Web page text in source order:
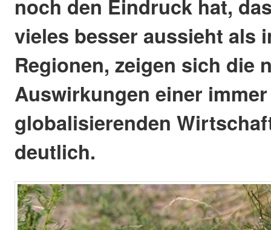
noch den Eindruck hat,
vieles besser aussieht als
Regionen, zeigen sich die
Auswirkungen einer
globalisierenden
deutlich.